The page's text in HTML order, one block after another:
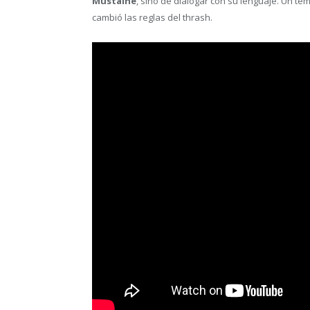
cambió las reglas del thrash.